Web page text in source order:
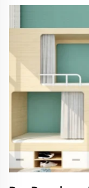
koleksiyonunun
duyurdu...